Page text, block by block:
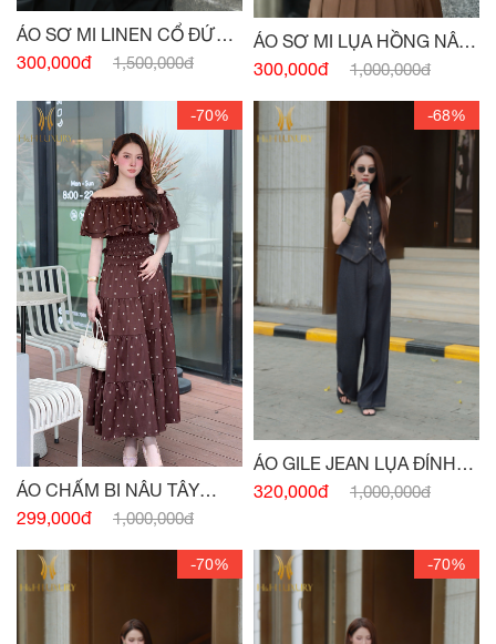
ÁO SƠ MI LINEN CỔ ĐỨC
HỒNG PASTEL
300,000đ 1,500,000đ
ÁO SƠ MI LỤA HỒNG NÂU
TÂY CỔ ĐỨC
300,000đ 1,000,000đ
-70%
ÁO CHẤM BI NÂU TÂY
CHUN EO
299,000đ 1,000,000đ
-68%
ÁO GILE JEAN LỤA ĐÍNH
CÚC
320,000đ 1,000,000đ
-70% -70%